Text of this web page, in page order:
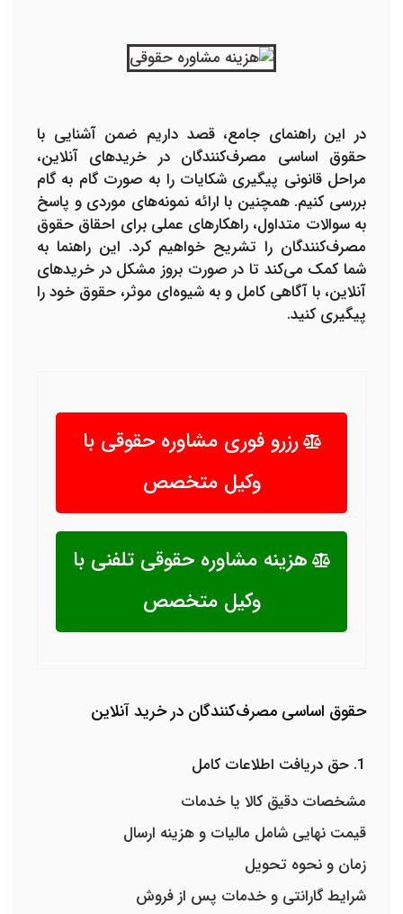
در این راهنمای جامع، قصد داریم ضمن آشنایی با
حقوق اساسی مصرف‌کنندگان در خریدهای آنلاین،
مراحل قانونی پیگیری شکایات را به صورت گام به گام
بررسی کنیم. همچنین با ارائه نمونه‌های موردی و پاسخ
به سوالات متداول، راهکارهای عملی برای احقاق حقوق
مصرف‌کنندگان را تشریح خواهیم کرد. این راهنما به
شما کمک می‌کند تا در صورت بروز مشکل در خریدهای
آنلاین، با آگاهی کامل و به شیوه‌ای موثر، حقوق خود را
پیگیری کنید.
رزرو فوری مشاوره حقوقی با
وکیل متخصص
هزینه مشاوره حقوقی تلفنی با
وکیل متخصص
حقوق اساسی مصرف‌کنندگان در خرید آنلاین
1. حق دریافت اطلاعات کامل
مشخصات دقیق کالا یا خدمات
قیمت نهایی شامل مالیات و هزینه ارسال
زمان و نحوه تحویل
شرایط گارانتی و خدمات پس از فروش